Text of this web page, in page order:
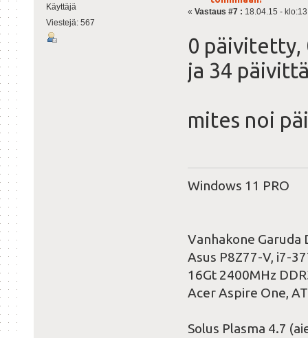
Käyttäjä
Viestejä: 567
« Vastaus #7 : 18.04.15 -
0 päivitetty,
ja 34
mites noi
Windows 11 PRO
Vanhakone Garuda
Asus P8Z77-V, i7-
16Gt 2400MHz
Acer Aspire One,
Solus Plasma 4.7